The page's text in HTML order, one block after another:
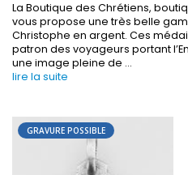
La Boutique des Chrétiens,
vous propose une très belle
Christophe en argent. Ces
patron des voyageurs portant
une image pleine de ...
lire la suite
GRAVURE POSSIBLE